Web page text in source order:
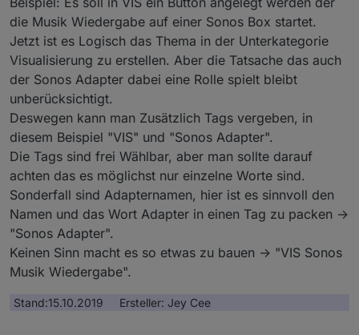
die Musik Wiedergabe auf einer Sonos Box startet.
Jetzt ist es Logisch das Thema in der Unterkategorie
Visualisierung zu erstellen. Aber die Tatsache das auch
der Sonos Adapter dabei eine Rolle spielt bleibt
unberücksichtigt.
Deswegen kann man Zusätzlich Tags vergeben, in
diesem Beispiel "VIS" und "Sonos Adapter".
Die Tags sind frei Wählbar, aber man sollte darauf
achten das es möglichst nur einzelne Worte sind.
Sonderfall sind Adapternamen, hier ist es sinnvoll den
Namen und das Wort Adapter in einen Tag zu packen ->
"Sonos Adapter".
Keinen Sinn macht es so etwas zu bauen -> "VIS Sonos
Musik Wiedergabe".
Stand:15.10.2019 Ersteller: Jey Cee